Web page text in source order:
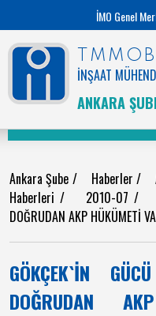
İMO Genel
TMMOB
İNŞAAT
ANKARA
Ankara Şube / Haberler/
Haberleri / 2010-07 /
DOĞRUDAN AKP HÜKÜMETİ
GÖKÇEK`İN
DOĞRUDAN